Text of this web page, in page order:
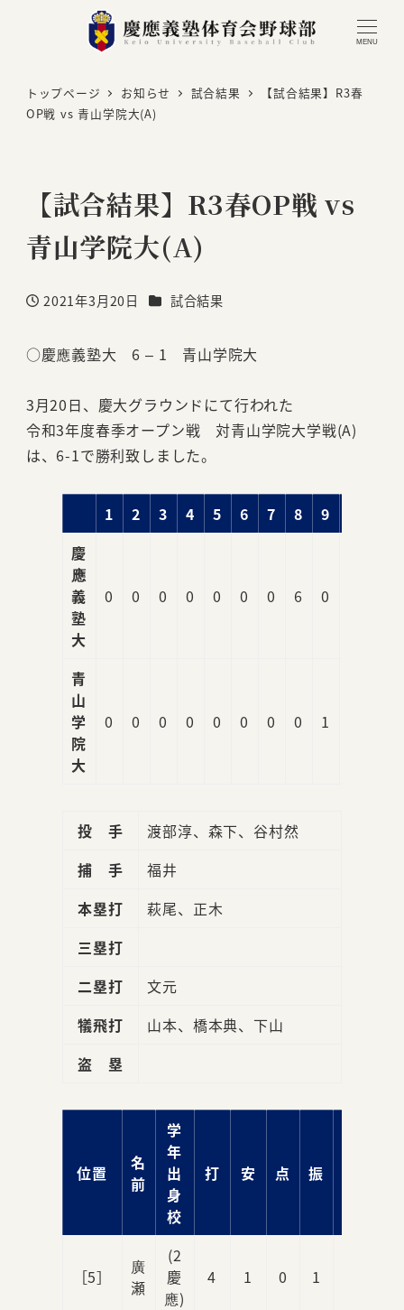
MENU
トップページ お知らせ 試合結果
【試合結果】R3春
OP戦 vs 青山学院大(A)
【試合結果】R3春OP戦 vs
青山学院大(A)
投稿日
2021年3月20日 カテゴリー
試合結果
○慶應義塾大 6 – 1 青山学院大
3月20日、慶大グラウンドにて行われた
令和3年度春季オープン戦 対青山学院大学戦(A)
は、6-1で勝利致しました。
1 2 3 4 5 6 7 8 9
慶
應
義
塾
大
0 0 0 0 0 0 0 6 0
青
山
学
院
大
0 0 0 0 0 0 0 0 1
投 手
渡部淳、森下、谷村然
捕 手
福井
本塁打
萩尾、正木
三塁打
二塁打
文元
犠飛打
山本、橋本典、下山
盗 塁
位置
名
前
学
年
出
身
校
打 安 点 振
［5］
廣
瀬
(2
慶
應)
4 1 0 1